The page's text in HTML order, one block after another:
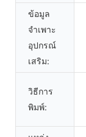
ข้อมูล
จำเพาะ
อุปกรณ์
เสริม:
วิธีการ
พิมพ์: